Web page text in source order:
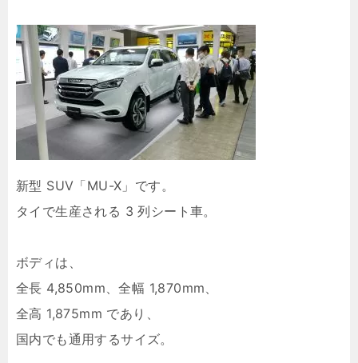
新型 SUV「MU-X」です。
タイで生産される 3 列シート車。
ボディは、
全長 4,850mm、全幅 1,870mm、
全高 1,875mm であり、
国内でも通用するサイズ。